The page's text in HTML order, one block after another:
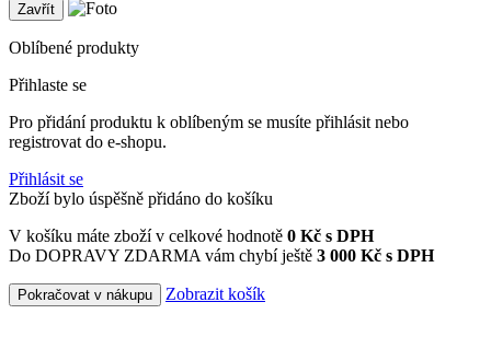
Zavřít
Oblíbené produkty
Přihlaste se
Pro přidání produktu k oblíbeným se musíte přihlásit nebo
registrovat do e-shopu.
Přihlásit se
Zboží bylo úspěšně přidáno do košíku
V košíku máte zboží v celkové hodnotě 0 Kč s DPH
Do DOPRAVY ZDARMA vám chybí ještě 3 000 Kč s DPH
Pokračovat v nákupu Zobrazit košík